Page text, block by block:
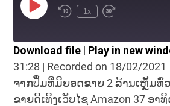
1x
RSS FEED
SHARE
LINK
Download file | Play in new
31:28 | Recorded on 18/02/2021
ຈາກປຶ້ມທີ່ມີຍອດຂາຍ 2 ລ້ານເຫຼັມທົ່
ຂາຍດີເທິງເວັບໄຊ Amazon 37 ອາ